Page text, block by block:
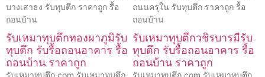
บางเสาธง รับทุบตึก ราคาถูก รื้อ
ถอนบ้าน
ถนนครุใน รับทุบตึก ราคาถูก รื้อ
ถอนบ้าน
รับเหมาทุบตึกทองผาภูมิรับ
ทุบตึก รับรื้อถอนอาคาร รื้อ
ถอนบ้าน ราคาถูก
รับเหมาทุบตึก.com รับเหมาทุบตึก
รับเหมาทุบตึกวชิรบารมีรับ
ทุบตึก รับรื้อถอนอาคาร รื้อ
ถอนบ้าน ราคาถูก
รับเหมาทุบตึก.com รับเหมาทุบตึก